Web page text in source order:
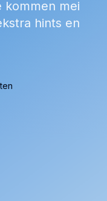
kommen mei
hints en